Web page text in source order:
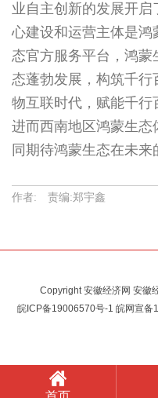
业自主创新的发展开
心建设和运营主体是鸿
态官方服务平台，鸿蒙
态蓬勃发展，构筑千行
物互联时代，赋能千
进而西南地区鸿蒙生
同期待鸿蒙生态在未来
作者: 责编:郑宇鑫
Copyright 安徽经济网 安徽
皖ICP备19006570号-1 皖网宣备